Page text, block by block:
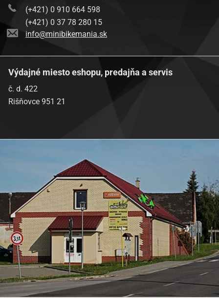
(+421) 0 910 664 598
(+421) 0 37 78 280 15
info@minibikemania.sk
Výdajné miesto eshopu, predajňa a servis
č. d. 422
Rišňovce 951 21